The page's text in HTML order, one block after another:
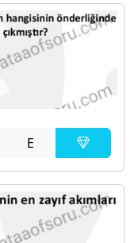
E